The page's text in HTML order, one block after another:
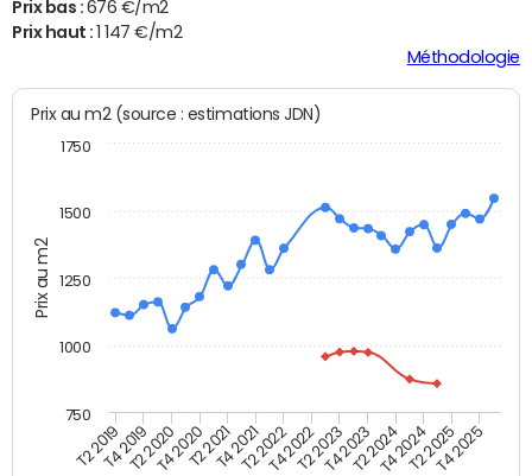
Prix bas : 676 €/m2
Prix haut :1 147 €/m2
Méthodologie
Prix au m2
Prix au m2 (source : estimations JDN)
T2 2019T4 2019T2 2020T4 2020T2 2021T4 2021T2 2022T4 2022T2 2023T4 2023T2 2024T4 2024T2 2025T4 2025
1000
750
1250
1500
1750